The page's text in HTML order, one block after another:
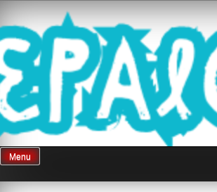
content
Mnepalghopa
Review Game
Terkini Paling
Menu